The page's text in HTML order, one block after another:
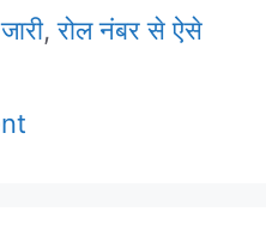
,रोल नंबर से ऐसे